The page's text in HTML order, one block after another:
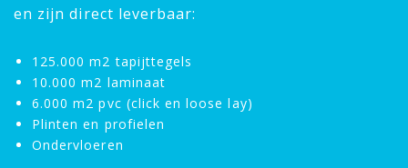
en zijn direct leverbaar:
125.000 m2 tapijttegels
10.000 m2 laminaat
6.000 m2 pvc (click en loose lay)
Plinten en profielen
Ondervloeren